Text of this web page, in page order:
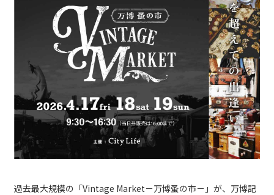
過去最大規模の「Vintage Market－万博蚤の市－」が、万博記